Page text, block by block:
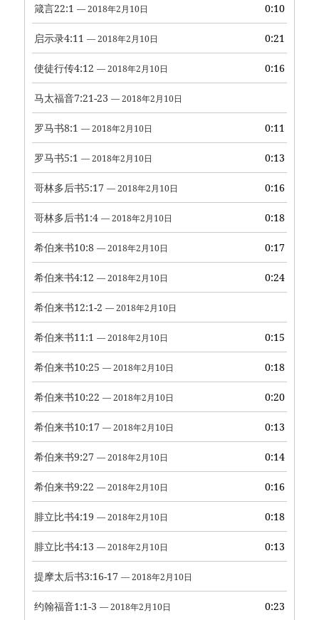
箴言22:1 — 2018年2月10日 0:10
启示录4:11 — 2018年2月10日 0:21
使徒行传4:12 — 2018年2月10日 0:16
马太福音7:21-23 — 2018年2月10日
罗马书8:1 — 2018年2月10日 0:11
罗马书5:1 — 2018年2月10日 0:13
哥林多后书5:17 — 2018年2月10日 0:16
哥林多后书1:4 — 2018年2月10日 0:18
希伯来书10:8 — 2018年2月10日 0:17
希伯来书4:12 — 2018年2月10日 0:24
希伯来书12:1-2 — 2018年2月10日
希伯来书11:1 — 2018年2月10日 0:15
希伯来书10:25 — 2018年2月10日 0:18
希伯来书10:22 — 2018年2月10日 0:20
希伯来书10:17 — 2018年2月10日 0:13
希伯来书9:27 — 2018年2月10日 0:14
希伯来书9:22 — 2018年2月10日 0:16
腓立比书4:19 — 2018年2月10日 0:18
腓立比书4:13 — 2018年2月10日 0:13
提摩太后书3:16-17 — 2018年2月10日
约翰福音1:1-3 — 2018年2月10日 0:23